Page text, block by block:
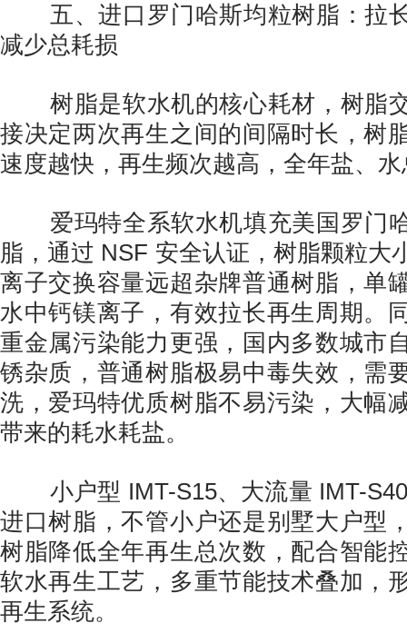
五、进口罗门哈斯均粒树脂：拉
减少总耗损
树脂是软水机的核心耗材，树脂
接决定两次再生之间的间隔时长，树
速度越快，再生频次越高，全年盐、
爱玛特全系软水机填充美国罗门
脂，通过 NSF 安全认证，树脂颗粒大
离子交换容量远超杂牌普通树脂，单
水中钙镁离子，有效拉长再生周期。
重金属污染能力更强，国内多数城市
锈杂质，普通树脂极易中毒失效，需
洗，爱玛特优质树脂不易污染，大幅
带来的耗水耗盐。
小户型 IMT-S15、大流量 IMT-S40
进口树脂，不管小户还是别墅大户型
树脂降低全年再生总次数，配合智能
软水再生工艺，多重节能技术叠加，
再生系统。